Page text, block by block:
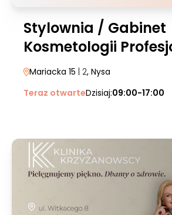
Stylownia / Gabinet
Kosmetologii
Mariacka 15 | 2, Nysa
Teraz otwarteDzisiaj:09:00-17:00